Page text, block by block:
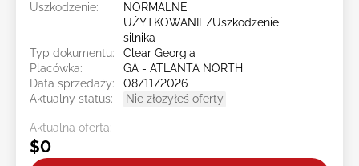
Uszkodzenie:
NORMALNE
UŻYTKOWANIE/Uszkodzenie
silnika
Typ dokumentu:
Clear Georgia
Placówka:
GA - ATLANTA NORTH
Data sprzedaży:
08/11/2026
Aktualny status:
Nie złożyłeś oferty
Aktualna oferta:
$0